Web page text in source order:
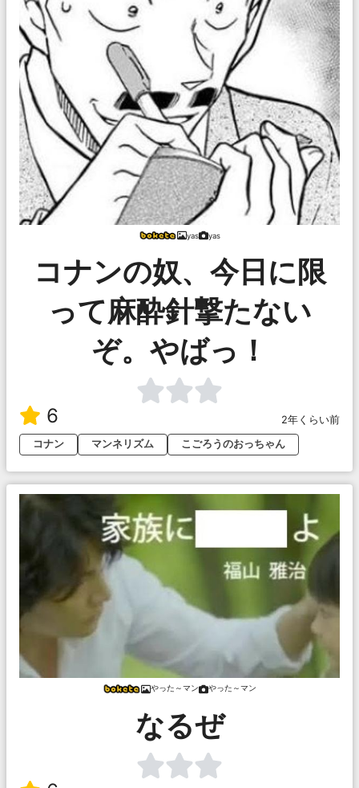
yas yas
コナンの奴、今日に限
って麻酔針撃たない
ぞ。やばっ！
6
2年くらい前
コナン
マンネリズム こごろうのおっちゃん
やった～マン やった～マン
なるぜ